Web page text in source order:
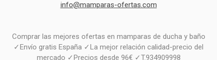
info@mamparas-ofertas.com
Comprar las mejores ofertas en mamparas de ducha y baño
✓Envío gratis España ✓La mejor relación calidad-precio del
mercado ✓Precios desde 96€ ✓T.934909998